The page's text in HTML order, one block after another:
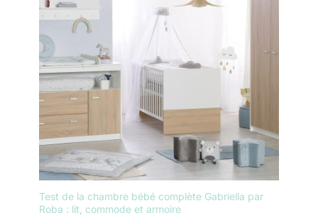
Test de la chambre bébé complète Gabriella par
Roba : lit, commode et armoire